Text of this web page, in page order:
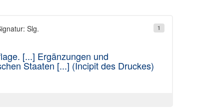
1
Slg.
[...] Ergänzungen und
Staaten [...] (Incipit des Druckes)